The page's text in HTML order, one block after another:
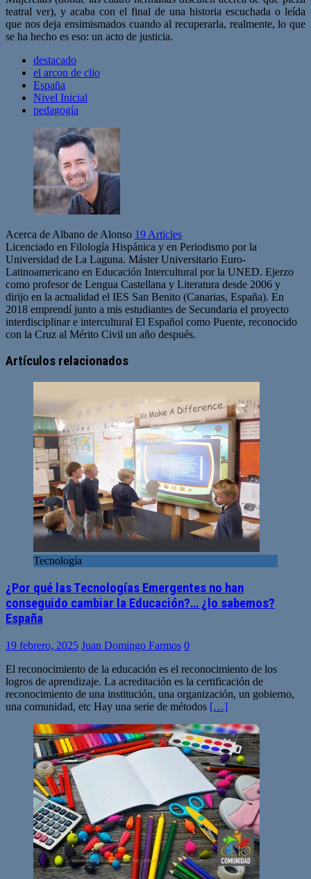
teatral ver), y acaba con el final de una historia escuchada o leída
que nos deja ensimismados cuando al recuperarla, realmente, lo que
se ha hecho es eso: un acto de justicia.
destacado
el arcon de clio
España
Nivel Inicial
pedagogía
Acerca de Albano de Alonso 19 Articles
Licenciado en Filología Hispánica y en Periodismo por la
Universidad de La Laguna. Máster Universitario Euro-
Latinoamericano en Educación Intercultural por la UNED. Ejerzo
como profesor de Lengua Castellana y Literatura desde 2006 y
dirijo en la actualidad el IES San Benito (Canarias, España). En
2018 emprendí junto a mis estudiantes de Secundaria el proyecto
interdisciplinar e intercultural El Español como Puente, reconocido
con la Cruz al Mérito Civil un año después.
Artículos relacionados
Tecnología
¿Por qué las Tecnologías Emergentes no han
conseguido cambiar la Educación?… ¿lo sabemos?
España
19 febrero, 2025 Juan Domingo Farmos 0
El reconocimiento de la educación es el reconocimiento de los
logros de aprendizaje. La acreditación es la certificación de
reconocimiento de una institución, una organización, un gobierno,
una comunidad, etc Hay una serie de métodos […]